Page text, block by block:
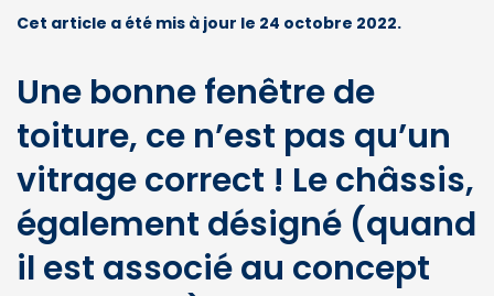
Cet article a été mis à jour le 24 octobre 2022.
Une bonne fenêtre de
toiture, ce n’est pas qu’un
vitrage correct ! Le châssis,
également désigné (quand
il est associé au concept